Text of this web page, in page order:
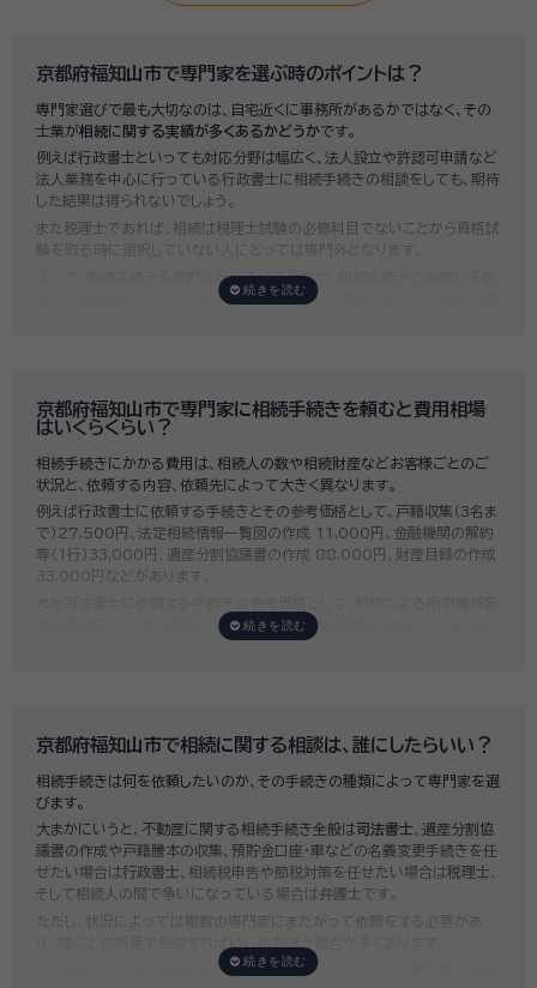
京都府福知山市で専門家を選ぶ時のポイントは？
専門家選びで最も大切なのは、自宅近くに事務所があるかではなく、その
士業が相続に関する実績が多くあるかどうかです。
例えば行政書士といっても対応分野は幅広く、法人設立や許認可申請など
法人業務を中心に行っている行政書士に相続手続きの相談をしても、期待
した結果は得られないでしょう。
また税理士であれば、相続は税理士試験の必修科目でないことから資格試
験を取る時に選択していない人にとっては専門外となります。
よって、相続手続きを専門に行っている士業や、相続手続きの実績が多数
ある士業を選ぶことが、スムーズで間違いのない相続手続きのために非常
京都府福知山市で専門家に相続手続きを頼むと費用相場
はいくらくらい？
相続手続きにかかる費用は、相続人の数や相続財産などお客様ごとのご
状況と、依頼する内容、依頼先によって大きく異なります。
例えば行政書士に依頼する手続きとその参考価格として、戸籍収集（3名ま
で）27,500円、法定相続情報一覧図の作成 11,000円、金融機関の解約
等（1行）33,000円、遺産分割協議書の作成 88,000円、財産目録の作成
33,000円などがあります。
登記手続きで「土地1筆及び建物1棟（固定資産評価額の合計1,000万円）
せると100万円近くかそれ以上費用がかかってしまう場合もあるなど、非
いい相続では、お客様ごとに必要な相続手続きを明らかにし、無料で見積
もり をお出ししております。予算に合わせてご自身で対応できないものの
み依頼することも可能ですので、まずはお気軽にご相談ください。
京都府福知山市で相続に関する相談は、誰にしたらいい？
相続手続きは何を依頼したいのか、その手続きの種類によって専門家を選
びます。
大まかにいうと、不動産に関する相続手続き全般は司法書士 、遺産分割協
議書の作成や戸籍謄本の収集、預貯金口座・車などの名義変更手続きを任
せたい場合は行政書士 、相続税申告や節税対策を任せたい場合は税理士
そして相続人の間で争いになっている場合は弁護士です。
ただし、状況によっては複数の専門家にまたがって依頼をする必要があ
いい相続では「誰に相談したらいいかわからない」「いきなり専門家に連絡